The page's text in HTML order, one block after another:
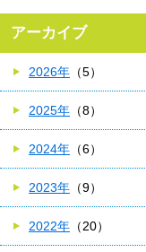
アーカイブ
2026年 （5）
2025年 （8）
2024年 （6）
2023年 （9）
2022年 （20）